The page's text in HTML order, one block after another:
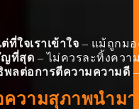
ใจเราเข้าใจ – แม้ถูกมอ
ญที่สุด – ไม่ควรละทิ้งควา
ลต่อการตีความความดี
วามสุภาพนำม